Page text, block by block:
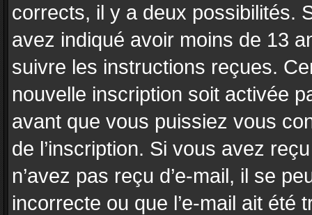
corrects, il y a deux possibilités.
avez indiqué avoir moins de 13
suivre les instructions reçues.
nouvelle inscription soit activée
avant que vous puissiez vous
de l’inscription. Si vous avez
n’avez pas reçu d’e-mail, il se
incorrecte ou que l’e-mail ait